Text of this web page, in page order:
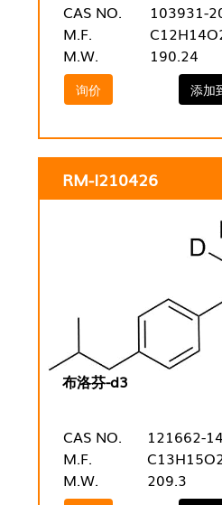
CAS NO.
103931-
M.F.
M.W.
190.24
询价 添加
RM-I210426
布洛芬-d3
CAS NO.
121662-
M.F.
M.W.
209.3